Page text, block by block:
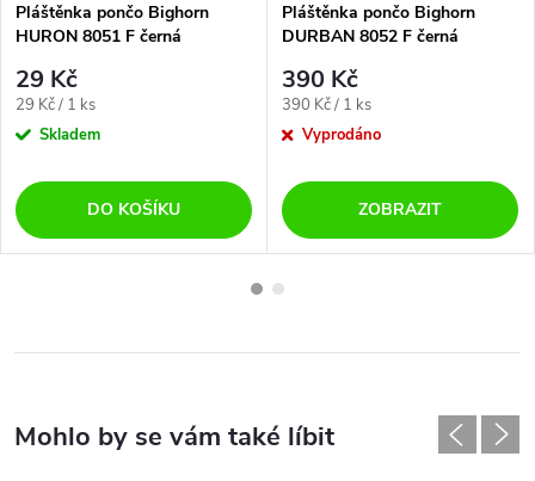
Pláštěnka pončo Bighorn
HURON 8051 F černá
29 Kč
Měrná
cena:
29 Kč / 1 ks
Skladem
DO KOŠÍKU
Pláštěnka pončo Bighorn
DURBAN 8052 F černá
390 Kč
Měrná
cena:
390 Kč / 1 ks
Vyprodáno
ZOBRAZIT